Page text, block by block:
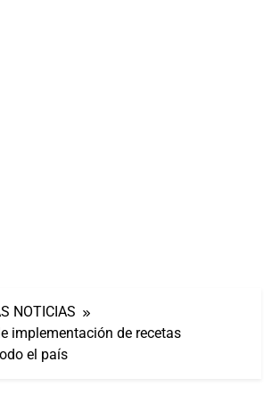
NOTICIAS
implementación de recetas
el país